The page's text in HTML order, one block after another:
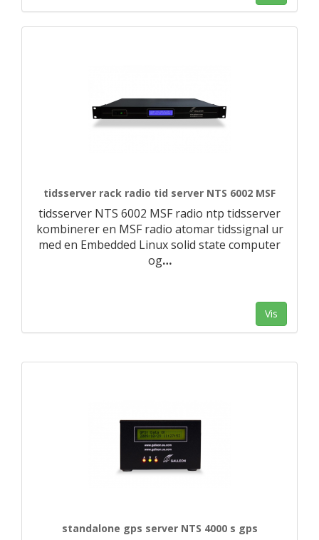
tidsserver rack radio tid server NTS 6002 MSF
tidsserver NTS 6002 MSF radio ntp tidsserver
kombinerer en MSF radio atomar tidssignal ur
med en Embedded Linux solid state computer
og…
Vis
standalone gps server NTS 4000 s gps